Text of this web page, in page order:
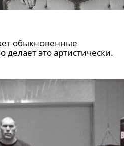
обыкновенные
делает это артистически.